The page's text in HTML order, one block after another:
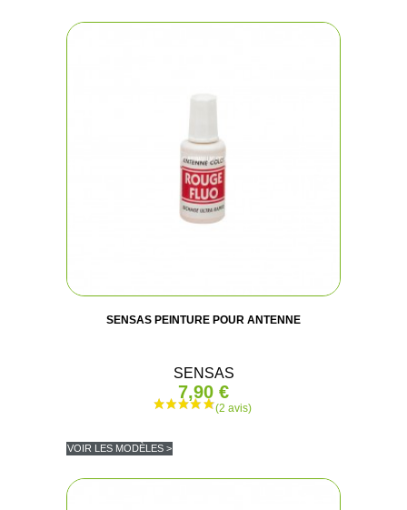
SENSAS PEINTURE POUR ANTENNE
SENSAS
7,90 €
VOIR LES MODÈLES >